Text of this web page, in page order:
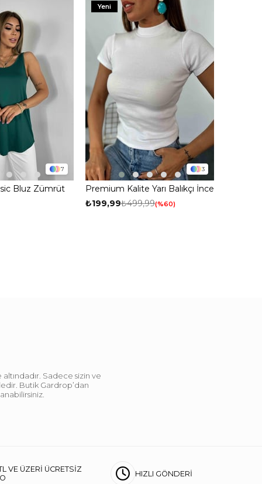
7
Bluz Zümrüt
3
Premium Kalite Yarı Balıkçı İnce
Fitilli Body Bluz Beyaz
₺199,99₺499,99 %60
Yeni
Sadece sizin ve
Butik Gardrop’dan
VE ÜZERİ ÜCRETSİZ
HIZLI GÖNDERİ